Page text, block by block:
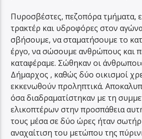
Πυροσβέστες, πεζοπόρα τμήματα,
τρακτέρ και υδροφόρες στον
σβήσουμε, να σταματήσουμε το
έργο, να σώσουμε ανθρώπους και
καταφέραμε. Σώθηκαν οι
Δήμαρχος , καθώς δύο οικισμοί
εκκενωθούν προληπτικά.
όσα διαδραματίστηκαν με τη
ελικοπτέρων στην προσπάθεια
τους μέσα σε δύο ώρες ήταν
αναχαίτιση του μετώπου της